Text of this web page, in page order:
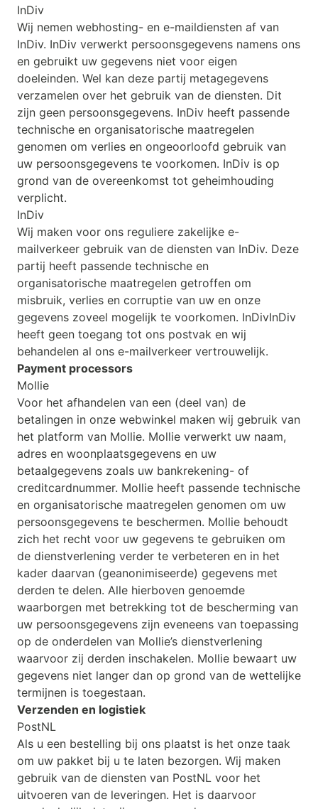
InDiv
Wij nemen webhosting- en e-maildiensten af van
InDiv. InDiv verwerkt persoonsgegevens namens ons
en gebruikt uw gegevens niet voor eigen
doeleinden. Wel kan deze partij metagegevens
verzamelen over het gebruik van de diensten. Dit
zijn geen persoonsgegevens. InDiv heeft passende
technische en organisatorische maatregelen
genomen om verlies en ongeoorloofd gebruik van
uw persoonsgegevens te voorkomen. InDiv is op
grond van de overeenkomst tot geheimhouding
verplicht.
InDiv
Wij maken voor ons reguliere zakelijke e-
mailverkeer gebruik van de diensten van InDiv. Deze
partij heeft passende technische en
organisatorische maatregelen getroffen om
misbruik, verlies en corruptie van uw en onze
gegevens zoveel mogelijk te voorkomen. InDivInDiv
heeft geen toegang tot ons postvak en wij
behandelen al ons e-mailverkeer vertrouwelijk.
Payment processors
Mollie
Voor het afhandelen van een (deel van) de
betalingen in onze webwinkel maken wij gebruik van
het platform van Mollie. Mollie verwerkt uw naam,
adres en woonplaatsgegevens en uw
betaalgegevens zoals uw bankrekening- of
creditcardnummer. Mollie heeft passende technische
en organisatorische maatregelen genomen om uw
persoonsgegevens te beschermen. Mollie behoudt
zich het recht voor uw gegevens te gebruiken om
de dienstverlening verder te verbeteren en in het
kader daarvan (geanonimiseerde) gegevens met
derden te delen. Alle hierboven genoemde
waarborgen met betrekking tot de bescherming van
uw persoonsgegevens zijn eveneens van toepassing
op de onderdelen van Mollie’s dienstverlening
waarvoor zij derden inschakelen. Mollie bewaart uw
gegevens niet langer dan op grond van de wettelijke
termijnen is toegestaan.
Verzenden en logistiek
PostNL
Als u een bestelling bij ons plaatst is het onze taak
om uw pakket bij u te laten bezorgen. Wij maken
gebruik van de diensten van PostNL voor het
uitvoeren van de leveringen. Het is daarvoor